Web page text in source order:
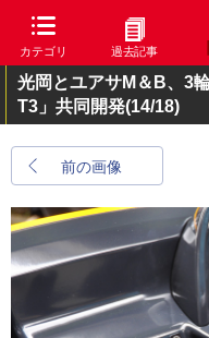
カテゴリ 過去記事
光岡とユアサM＆B、3
T3」共同開発(14/18)
前の画像